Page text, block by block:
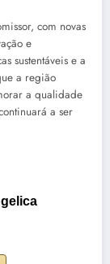
com novas
e
sustentáveis e a
a região
a qualidade
a ser